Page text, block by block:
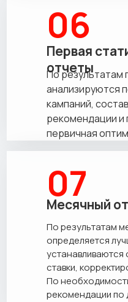
06
По результатам
анализируются
кампаний,
рекомендации и
первичная
Первая
отчеты
07
Месячный
По результатам
определяется
устанавливаются
ставки,
По
рекомендации по